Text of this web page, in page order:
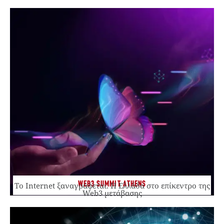
WEB3 SUMMIT ATHENS
Το Internet ξαναγράφεται. Η Ελλάδα στο επίκεντρο της
Web3 μετάβασης